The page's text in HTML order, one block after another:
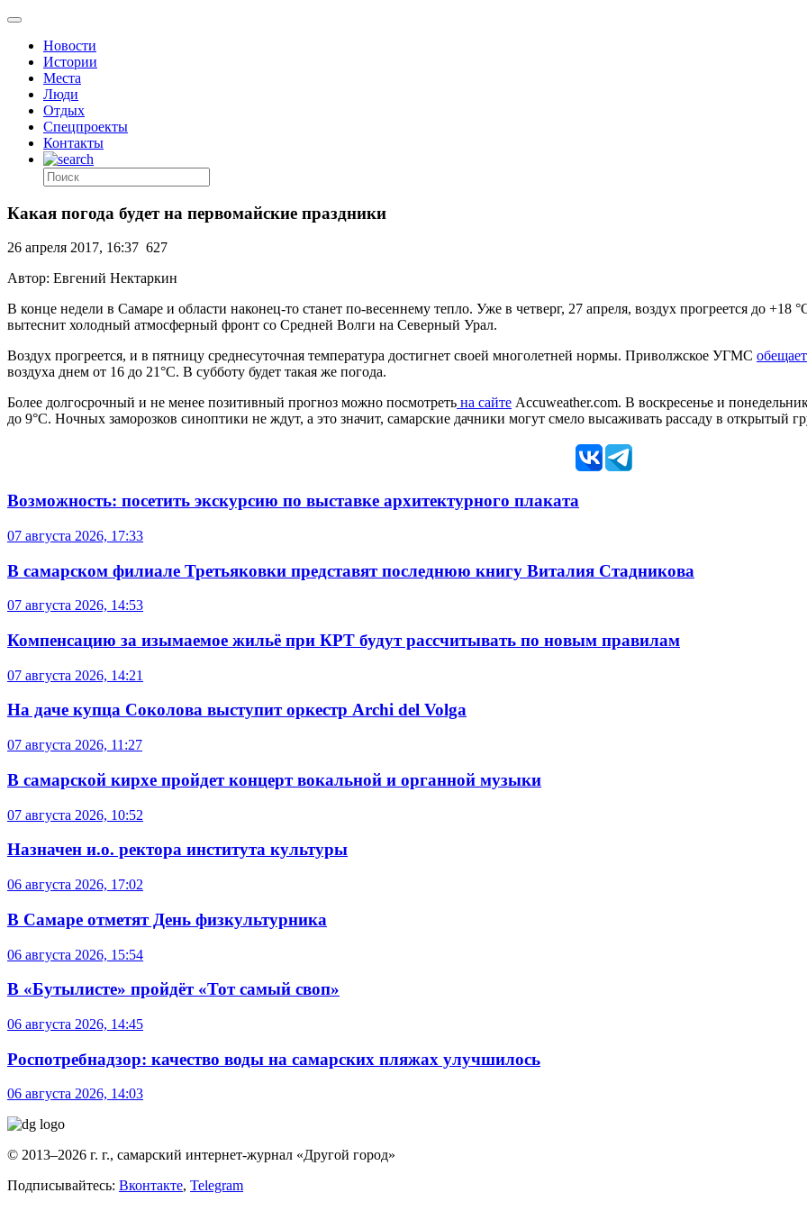
Новости
Истории
Места
Люди
Отдых
Спецпроекты
Контакты
Какая погода будет на первомайские праздники
26 апреля 2017, 16:37 627
Автор: Евгений Нектаркин
В конце недели в Самаре и области наконец-то станет по-весеннему тепло. Уже в четверг, 27 апреля, воздух прогреется до
вытеснит холодный атмосферный фронт со Средней Волги на Северный Урал.
Воздух прогреется, и в пятницу среднесуточная температура достигнет своей многолетней нормы. Приволжское УГМС
воздуха днем от 16 до 21°C. В субботу будет такая же погода.
Более долгосрочный и не менее позитивный прогноз можно посмотреть на сайте Accuweather.com. В воскресенье и
до 9°C. Ночных заморозков синоптики не ждут, а это значит, самарские дачники могут смело высаживать рассаду в открытый
Возможность: посетить экскурсию по выставке архитектурного плаката
07 августа 2026, 17:33
В самарском филиале Третьяковки представят последнюю книгу Виталия Стадникова
07 августа 2026, 14:53
Компенсацию за изымаемое жильё при КРТ будут рассчитывать по новым правилам
07 августа 2026, 14:21
На даче купца Соколова выступит оркестр Archi del Volga
07 августа 2026, 11:27
В самарской кирхе пройдет концерт вокальной и органной музыки
07 августа 2026, 10:52
Назначен и.о. ректора института культуры
06 августа 2026, 17:02
В Самаре отметят День физкультурника
06 августа 2026, 15:54
В «Бутылисте» пройдёт «Тот самый своп»
06 августа 2026, 14:45
Роспотребнадзор: качество воды на самарских пляжах улучшилось
06 августа 2026, 14:03
© 2013–2026 г. г., самарский интернет-журнал «Другой город»
Подписывайтесь: Вконтакте, Telegram